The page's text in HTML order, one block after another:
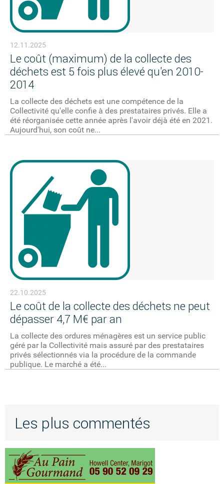
12.11.2025
Le coût (maximum) de la collecte des
déchets est 5 fois plus élevé qu'en 2010-
2014
La collecte des déchets est une compétence de la
Collectivité qu'elle confie à des prestataires privés. Elle a
été réorganisée cette année après l'avoir déjà été en 2021.
Aujourd'hui, son coût ne...
22.10.2025
Le coût de la collecte des déchets ne peut
dépasser 4,7 M€ par an
La collecte des ordures ménagères est un service public
géré par la Collectivité mais assuré par des prestataires
privés sélectionnés via la procédure de la commande
publique. Le marché a été...
Les plus commentés